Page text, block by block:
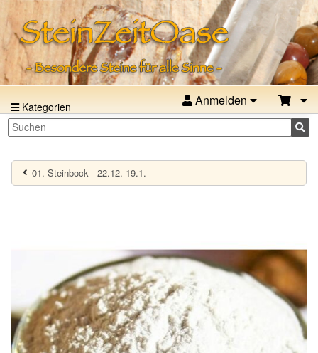
Kategorien Anmelden
01. Steinbock - 22.12.-19.1.